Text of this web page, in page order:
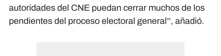
autoridades del CNE puedan cerrar muchos de los
pendientes del proceso electoral general”, añadió.